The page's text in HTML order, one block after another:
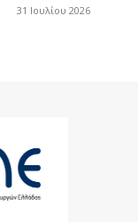
31 Ιουλίου 2026